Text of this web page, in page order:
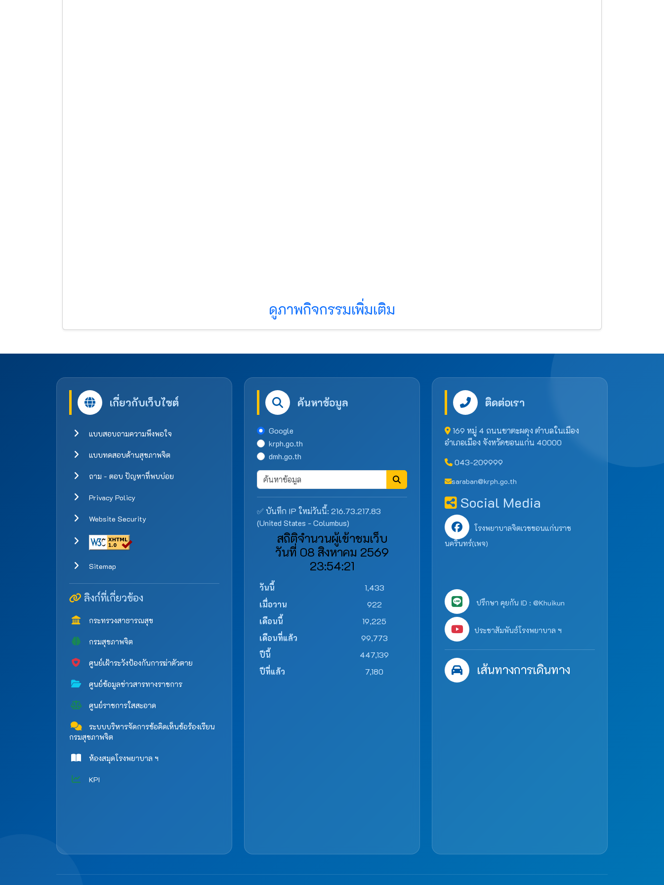
ดูภาพกิจกรรมเพิ่มเติม
เกี่ยวกับเว็บไซต์
แบบสอบถามความพึงพอใจ
แบบทดสอบด้านสุขภาพจิต
ถาม - ตอบ ปัญหาที่พบบ่อย
Privacy Policy
Website Security
Sitemap
ลิงก์ที่เกี่ยวข้อง
กระทรวงสาธารณสุข
กรมสุขภาพจิต
ศูนย์เฝ้าระวังป้องกันการฆ่าตัวตาย
ศูนย์ข้อมูลข่าวสารทางราชการ
ศูนย์ราชการใสสะอาด
ระบบบริหารจัดการข้อคิดเห็นข้อร้องเรียน
กรมสุขภาพจิต
ห้องสมุดโรงพยาบาล ฯ
KPI
ค้นหาข้อมูล
Google
krph.go.th
dmh.go.th
✅ บันทึก IP ใหม่วันนี้: 216.73.217.83
(United States - Columbus)
สถิติจำนวนผู้เข้าชมเว็บ
วันที่ 08 สิงหาคม 2569
23:54:21
วันนี้
1,433
เมื่อวาน
922
เดือนนี้
19,225
เดือนที่แล้ว
99,773
ปีนี้
447,139
ปีที่แล้ว
7,180
ติดต่อเรา
169 หมู่ 4 ถนนชาตะผดุง ตำบลในเมือง
อำเภอเมือง จังหวัดขอนแก่น 40000
043-209999
saraban@krph.go.th
Social Media
โรงพยาบาลจิตเวชขอนแก่นราช
นครินทร์(เพจ)
ปรึกษา คุยกัน ID : @Khuikun
ประชาสัมพันธ์โรงพยาบาล ฯ
เส้นทางการเดินทาง